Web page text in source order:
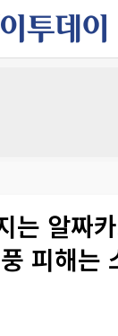
는 알짜
피해는